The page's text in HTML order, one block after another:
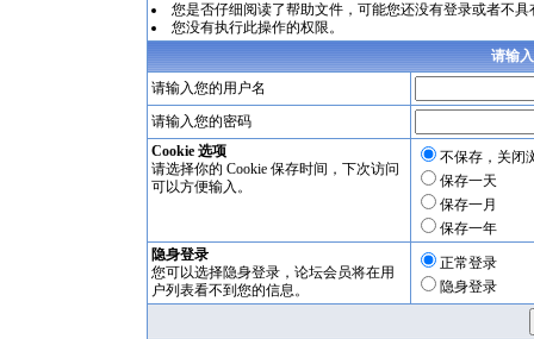
您是否仔细阅读了帮助文件，可能您还没有登录或者不
您没有执行此操作的权限。
请输
请输入您的用户名
请输入您的密码
Cookie 选项
请选择你的 Cookie 保存时间，下次访问
可以方便输入。
不保存，关闭
保存一天
保存一月
保存一年
隐身登录
您可以选择隐身登录，论坛会员将在用
户列表看不到您的信息。
正常登录
隐身登录